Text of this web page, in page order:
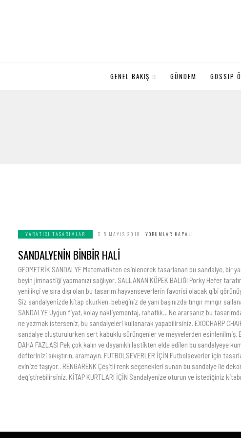
GENEL BAKIŞ GÜNDEM GOSSIP
YARATICI TASARIMLAR 5 MAYIS 2018 YORUMLAR KAPALI
SANDALYENİN BİNBİR HALİ
GEOMETRİK SANDALYE Matematikten esinlenerek tasarlanan bu sandalye, bir
beyin jimnastiği yapmanızı sağlıyor. SALLANAN KÖPEK BALIĞI Porky Hefer
yenilikçi ve sıra dışı olan bu tasarım hayvanseverlerin favorisi olacak gibi
Siz sandalyenizde kitap okurken, bebeğiniz de yanı başınızda tıngır mıngır
SANDALYE Uygun fiyat, kolay nakliyemontaj, rahatlık… Ne ararsanız bu
ne yazmak isterseniz, bu sandalyeleri kullanarak yapabilirsiniz. EXOCHARP
sandalye oluşturulurken sert kabuklu sürüngenler ve meyvelerden esinlenilmiş.
DAHA FAZLASI Pek çok kalın ve dayanıklı lastikten elde edilen bu sandalyeye
defterinizi sıkıştırın, aramayın. FUTBOLSEVERLER İÇİN Futbolseverler için
evinize taşıyor.. RENGARENK Çeşitli renk seçenekleri sunan bu sandalye ile
değiştirebilirsiniz. KİTAP KURTLARI İÇİN Sandalyenize oturun ve istediğiniz